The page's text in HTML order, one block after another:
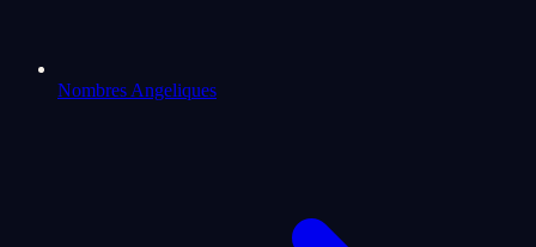
Nombres Angeliques